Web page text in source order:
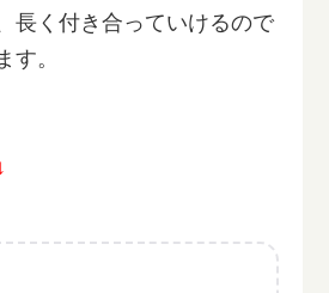
長く付き合っていけるので
す。